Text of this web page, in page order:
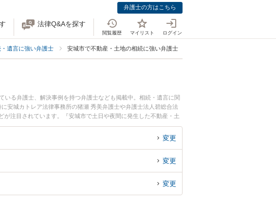
弁護士の方はこちら
法律Q&Aを探す
閲覧履歴 マイリスト ログイン
遺言に強い弁護士 安城市で不動産・土地の相続に強い弁護士
る弁護士、解決事例を持つ弁護士なども掲載中。相続・遺言に関
安城カトレア法律事務所の猪瀬 秀美弁護士や弁護士法人碧総合法
注目されています。『安城市で土日や夜間に発生した不動産・土
弁護士を検索したい』『初回相談無料で不動産・土地の相続を法律
変更
変更
変更